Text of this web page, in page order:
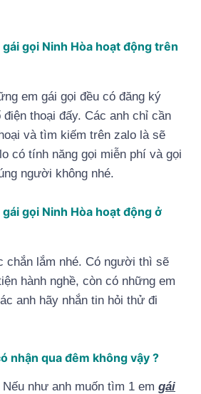
gọi Ninh Hòa hoạt động trên
em gái gọi đều có đăng ký
thoại đấy. Các anh chỉ cần
và tìm kiếm trên zalo là sẽ
có tính năng gọi miễn phí và gọi
người không nhé.
gọi Ninh Hòa hoạt động ở
chắn lắm nhé. Có người thì sẽ
hành nghề, còn có những em
anh hãy nhắn tin hỏi thử đi
nhận qua đêm không vậy ?
như anh muốn tìm 1 em gái